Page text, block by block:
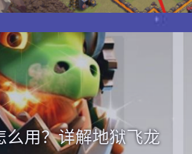
用？详解地狱飞龙